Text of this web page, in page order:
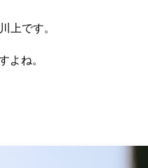
上です。
よね。